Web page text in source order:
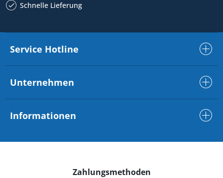
Schnelle Lieferung
Service Hotline
Unternehmen
Informationen
Zahlungsmethoden